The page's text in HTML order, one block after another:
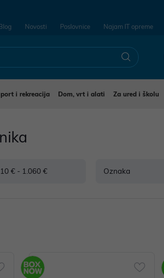
Novosti Poslovnice Najam IT opreme
i rekreacija Dom, vrt i alati Za ured i školu
10 € - 1.060 € Oznaka